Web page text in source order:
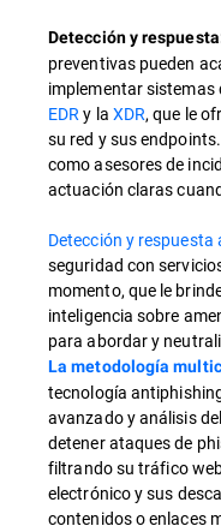
Detección y
preventivas pueden
implementar sistemas
EDRy la XDR, que le
su red y sus
como asesores de
actuación claras
Detección y
seguridad con
momento, que le
inteligencia sobre
para abordar y
La metodología
tecnología
avanzado y análisis
detener ataques de
filtrando su tráfico
electrónico y sus
contenidos o enlaces